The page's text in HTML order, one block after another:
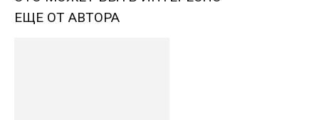
ЕЩЕ ОТ АВТОРА